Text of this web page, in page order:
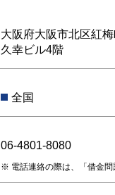
大阪府大阪市北区紅
久幸ビル4階
全国
06-4801-8080
電話連絡の際は、「借金